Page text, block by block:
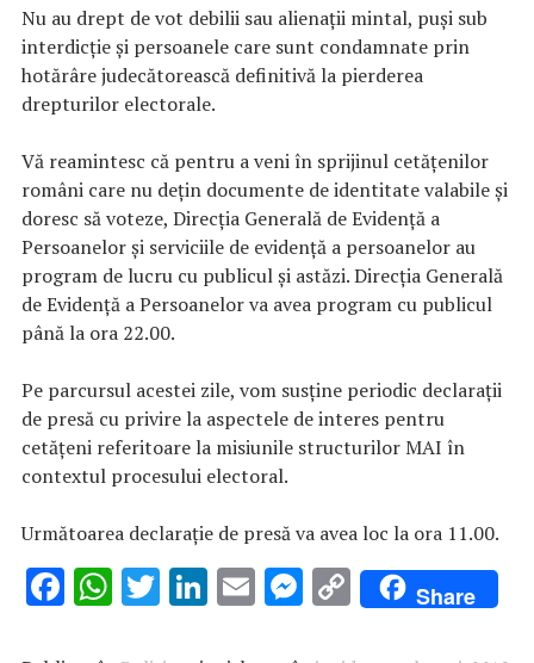
Nu au drept de vot debilii sau alienaţii mintal, puşi sub
interdicţie şi persoanele care sunt condamnate prin
hotărâre judecătorească definitivă la pierderea
drepturilor electorale.
Vă reamintesc că pentru a veni în sprijinul cetățenilor
români care nu dețin documente de identitate valabile și
doresc să voteze, Direcția Generală de Evidență a
Persoanelor și serviciile de evidență a persoanelor au
program de lucru cu publicul și astăzi. Direcția Generală
de Evidență a Persoanelor va avea program cu publicul
până la ora 22.00.
Pe parcursul acestei zile, vom susține periodic declarații
de presă cu privire la aspectele de interes pentru
cetățeni referitoare la misiunile structurilor MAI în
contextul procesului electoral.
Următoarea declarație de presă va avea loc la ora 11.00.
F W T Li E M C
o
Share